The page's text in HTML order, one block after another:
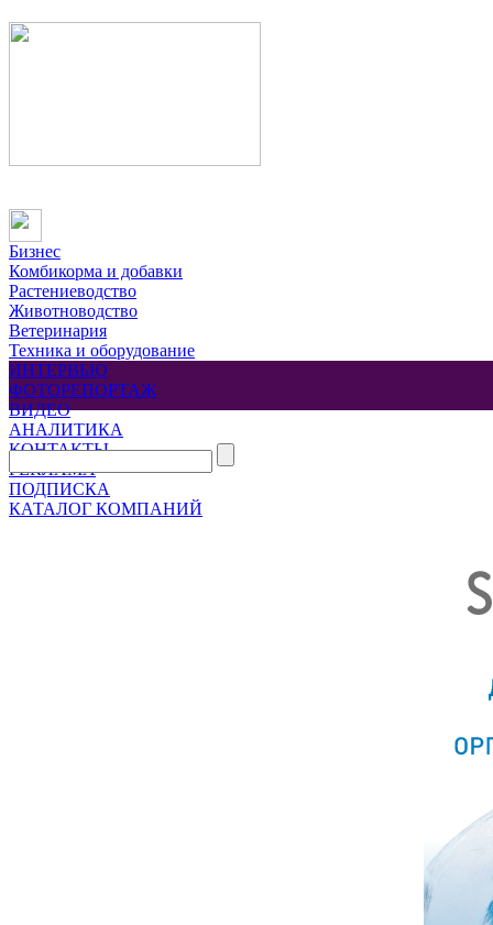
Бизнес
Комбикорма и добавки
Растениеводство
Животноводство
Ветеринария
Техника и оборудование
ИНТЕРВЬЮ
ФОТОРЕПОРТАЖ
ВИДЕО
АНАЛИТИКА
КОНТАКТЫ
РЕКЛАМА
ПОДПИСКА
КАТАЛОГ КОМПАНИЙ